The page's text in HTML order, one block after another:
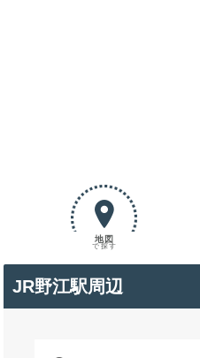
地図
で探す
JR野江駅周辺